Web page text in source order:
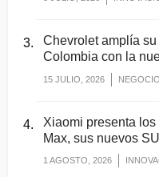
Chevrolet amplía
Colombia con la
15 JULIO, 2026
Xiaomi presenta
Max, sus nuevos
1 AGOSTO, 2026